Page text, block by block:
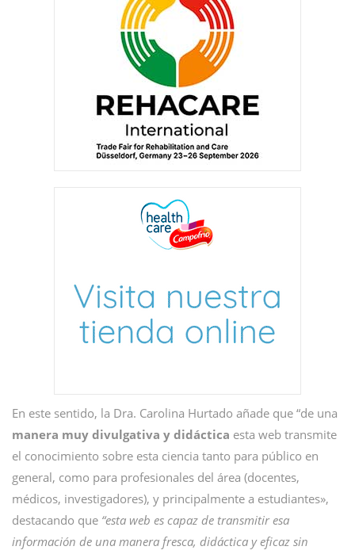
En este sentido, la Dra. Carolina Hurtado añade que “de una
manera muy divulgativa y didáctica esta web transmite
el conocimiento sobre esta ciencia tanto para público en
general, como para profesionales del área (docentes,
médicos, investigadores), y principalmente a estudiantes»,
destacando que “esta web es capaz de transmitir esa
información de una manera fresca, didáctica y eficaz sin